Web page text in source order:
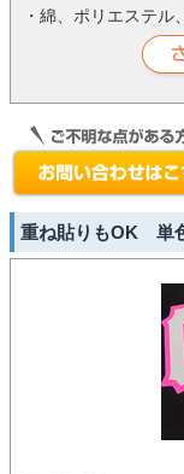
・綿、ポリエステル
重ね貼りもOK 単